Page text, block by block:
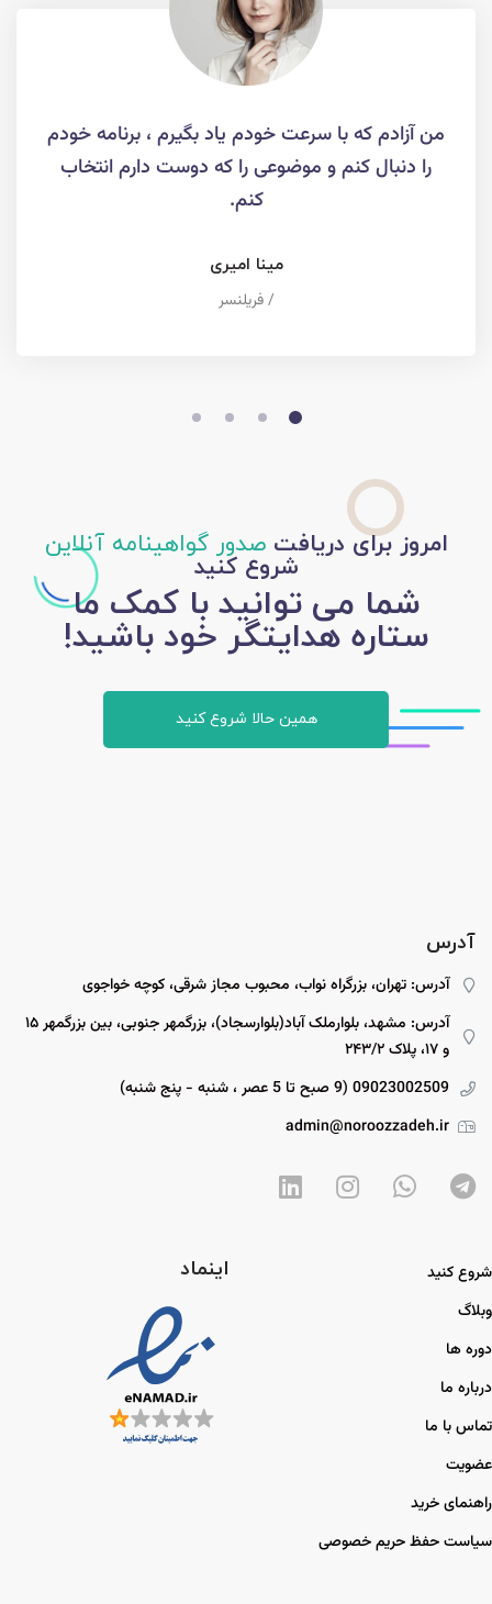
من آزادم که با سرعت خودم یاد بگیرم ، برنامه خودم
را دنبال کنم و موضوعی را که دوست دارم انتخاب
کنم.
مینا امیری
/ فریلنسر
امروز برای دریافتصدور گواهینامه آنلاین
شروع کنید
شما می توانید با کمک ما
ستاره هدایتگر خود باشید!
همین حالا شروع کنید
آدرس
آدرس: تهران، بزرگراه نواب، محبوب مجاز شرقی، کوچه خواجوی
آدرس: مشهد، بلوارملک آباد(بلوارسجاد)، بزرگمهر جنوبی، بین بزرگمهر ۱۵
و ۱۷، پلاک ۲۴۳/۲
09023002509 (9 صبح تا 5 عصر ، شنبه - پنج شنبه)
admin@noroozzadeh.ir
شروع کنید
وبلاگ
دوره ها
درباره ما
تماس با ما
عضویت
راهنمای خرید
سیاست حفظ حریم خصوصی
اینماد